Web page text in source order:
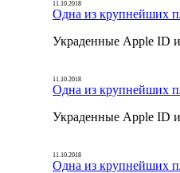
11.10.2018
Одна из крупнейших
Украденные Apple ID
11.10.2018
Одна из крупнейших
Украденные Apple ID
11.10.2018
Одна из крупнейших